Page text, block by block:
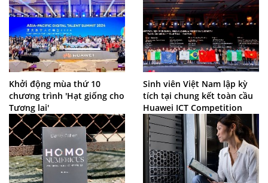
Khởi động mùa thứ 10
chương trình 'Hạt giống cho
Tương lai'
Sinh viên Việt Nam lập kỳ
tích tại chung kết toàn cầu
Huawei ICT Competition